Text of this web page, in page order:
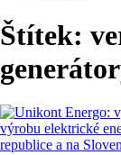
Štítek: